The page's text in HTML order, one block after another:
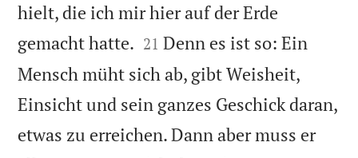
hielt, die ich mir hier auf der Erde
gemacht hatte. 

21 Denn es ist so: Ein
Mensch müht sich ab, gibt Weisheit,
Einsicht und sein ganzes Geschick daran,
etwas zu erreichen. Dann aber muss er